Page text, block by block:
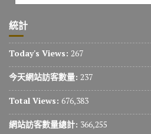
統計
Today's Views: 267
今天網站訪客數量: 237
Total Views: 676,383
網站訪客數量總計: 366,255